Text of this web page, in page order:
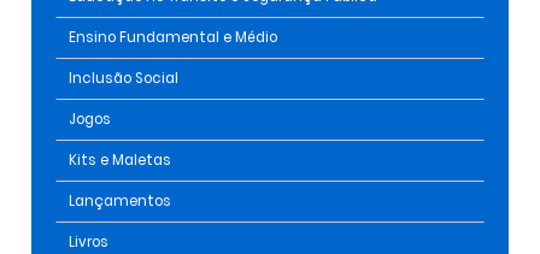
Ensino Fundamental e Médio
Inclusão Social
Jogos
Kits e Maletas
Lançamentos
Livros